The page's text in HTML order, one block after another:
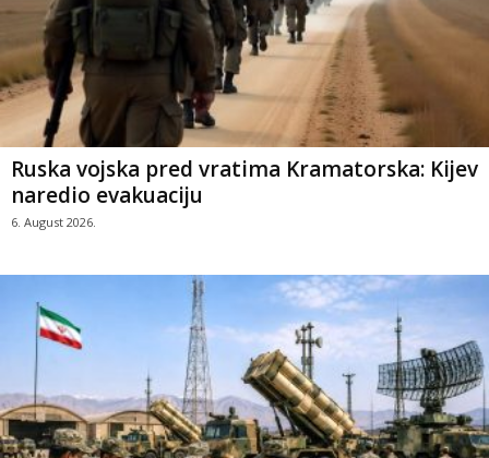
Ruska vojska pred vratima Kramatorska: Kijev
naredio evakuaciju
6. August 2026.